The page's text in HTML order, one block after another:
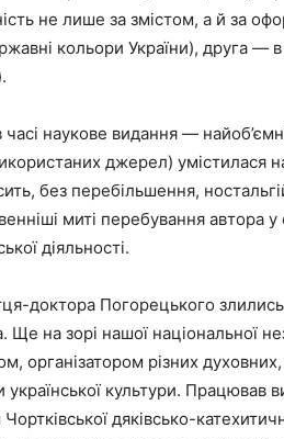
не лише за змістом, а й за
кольори України), друга —
часі наукове видання —
джерел) умістилася
без перебільшення,
миті перебування автора
діяльності.
доктора Погорецького
Ще на зорі нашої національної
організатором різних
української культури. Працював
дяківсько-